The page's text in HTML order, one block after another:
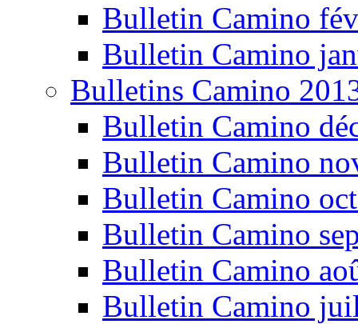
Bulletin Camino
Bulletin Camino
Bulletins Camino
Bulletin Camino
Bulletin Camino
Bulletin Camino
Bulletin Camino
Bulletin Camino
Bulletin Camino